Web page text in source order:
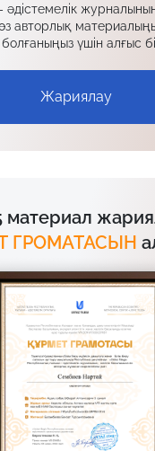
әдістемелік
авторлық
үшін алғыс
Жариялау
материал
ГРОМАТАСЫН